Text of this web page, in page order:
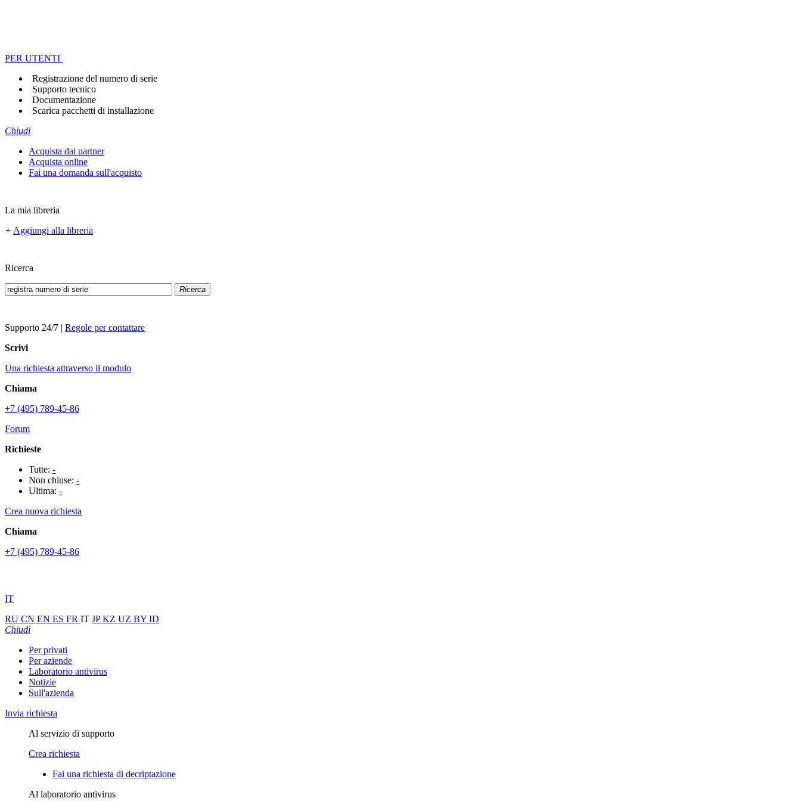
PER UTENTI
Registrazione del numero di serie
Supporto tecnico
Documentazione
Scarica pacchetti di installazione
Chiudi
Acquista dai partner
Acquista online
Fai una domanda sull'acquisto
La mia libreria
+ Aggiungi alla libreria
Ricerca
Ricerca
Supporto 24/7 | Regole per contattare
Scrivi
Una richiesta attraverso il modulo
Chiama
+7 (495) 789-45-86
Forum
Richieste
Tutte: -
Non chiuse: -
Ultima: -
Crea nuova richiesta
Chiama
+7 (495) 789-45-86
IT
RU CN EN ES FR IT JPKZ UZ BY ID
Chiudi
Per privati
Per aziende
Laboratorio antivirus
Notizie
Sull'azienda
Invia richiesta
Al servizio di supporto
Crea richiesta
Fai una richiesta di decriptazione
Al laboratorio antivirus